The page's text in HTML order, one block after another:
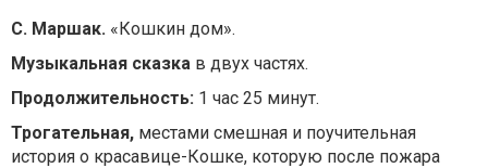
C. Маршак. «Кошкин дом».
Музыкальная сказка в двух частях.
Продолжительность: 1 час 25 минут.
Трогательная, местами смешная и поучительная
история о красавице-Кошке, которую после пожара